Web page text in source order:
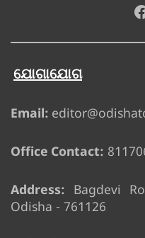
ଯୋଗାଯୋଗ
Email:
Office Contact:
Address: Bagdevi
Odisha - 761126